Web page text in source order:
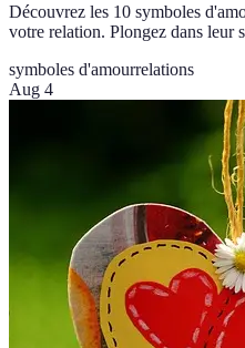
Découvrez les 10 symboles
votre relation. Plongez dans leur
symboles d'amourrelations
Aug 4